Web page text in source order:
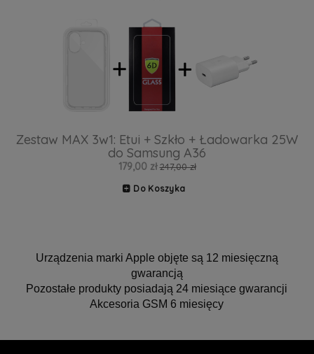
Zestaw MAX 3w1: Etui + Szkło + Ładowarka 25W
do Samsung A36
179,00 zł 247,00 zł
Do Koszyka
Urządzenia marki Apple objęte są 12 miesięczną
gwarancją
Pozostałe produkty posiadają 24 miesiące gwarancji
Akcesoria GSM 6 miesięcy